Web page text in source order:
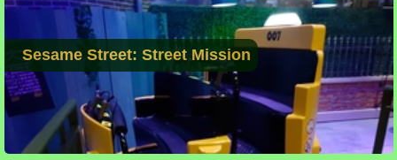
Sesame Street: Street Mission